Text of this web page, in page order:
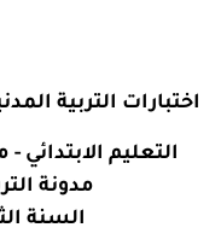
اختبارات التربية
التعليم الابتدائي -
مدونة
السنة